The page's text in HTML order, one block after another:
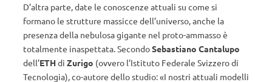
D’altra parte, date le conoscenze attuali su come si
formano le strutture massicce dell’universo, anche la
presenza della nebulosa gigante nel proto-ammasso è
totalmente inaspettata. SecondoSebastiano Cantalupo
dell’ETHdi Zurigo (ovvero l’Istituto Federale Svizzero di
Tecnologia), co-autore dello studio: «I nostri attuali modelli